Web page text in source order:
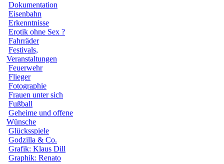
Dokumentation
Eisenbahn
Erkenntnisse
Erotik ohne Sex ?
Fahrräder
Festivals,
Veranstaltungen
Feuerwehr
Flieger
Fotographie
Frauen unter sich
Fußball
Geheime und offene
Wünsche
Glücksspiele
Godzilla & Co.
Grafik: Klaus Dill
Graphik: Renato